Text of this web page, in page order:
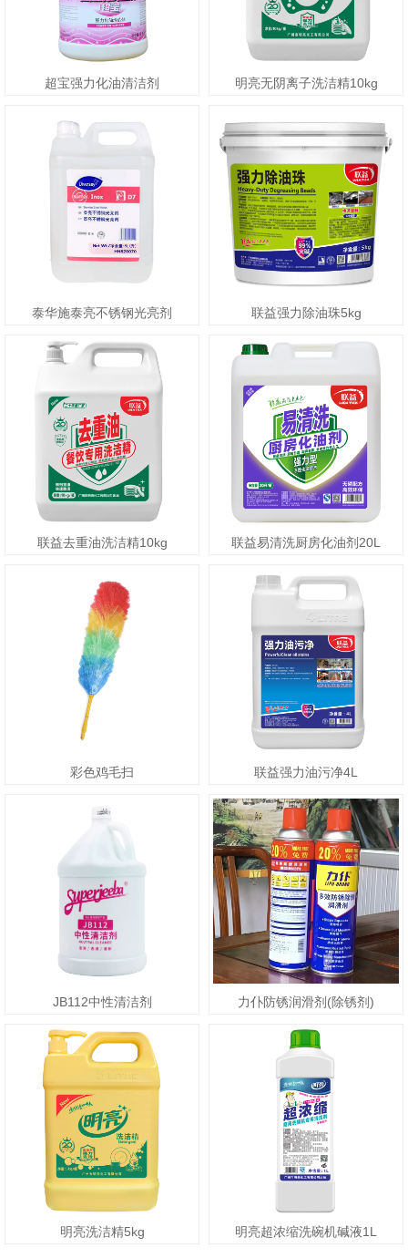
超宝强力化油清洁剂 明亮无阴离子洗洁精10kg
泰华施泰亮不锈钢光亮剂 联益强力除油珠5kg
联益去重油洗洁精10kg 联益易清洗厨房化油剂20L
彩色鸡毛扫 联益强力油污净4L
JB112中性清洁剂 力仆防锈润滑剂(除锈剂)
明亮洗洁精5kg 明亮超浓缩洗碗机碱液1L